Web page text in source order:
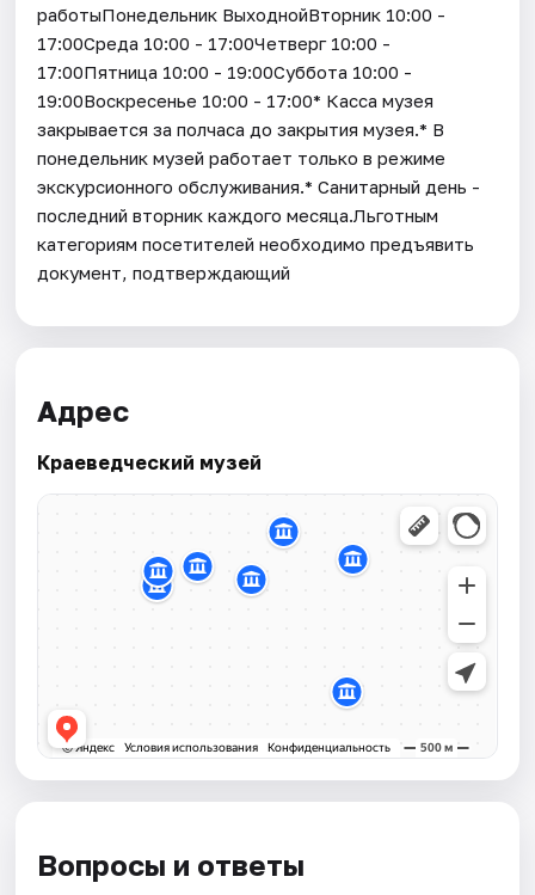
работыПонедельник ВыходнойВторник 10:00 -
17:00Среда 10:00 - 17:00Четверг 10:00 -
17:00Пятница 10:00 - 19:00Суббота 10:00 -
19:00Воскресенье 10:00 - 17:00* Касса музея
закрывается за полчаса до закрытия музея.* В
понедельник музей работает только в режиме
экскурсионного обслуживания.* Санитарный день -
последний вторник каждого месяца.Льготным
категориям посетителей необходимо предъявить
документ, подтверждающий
Адрес
Краеведческий музей
Вопросы и ответы